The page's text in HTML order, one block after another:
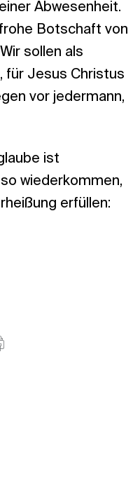
Abwesenheit.
Botschaft von
sollen als
für Jesus Christus
vor jedermann,
ist
wiederkommen,
erfüllen: